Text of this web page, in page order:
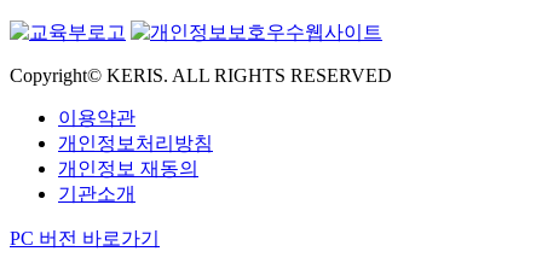
Copyright© KERIS. ALL RIGHTS RESERVED
이용약관
개인정보처리방침
개인정보 재동의
기관소개
PC 버전 바로가기